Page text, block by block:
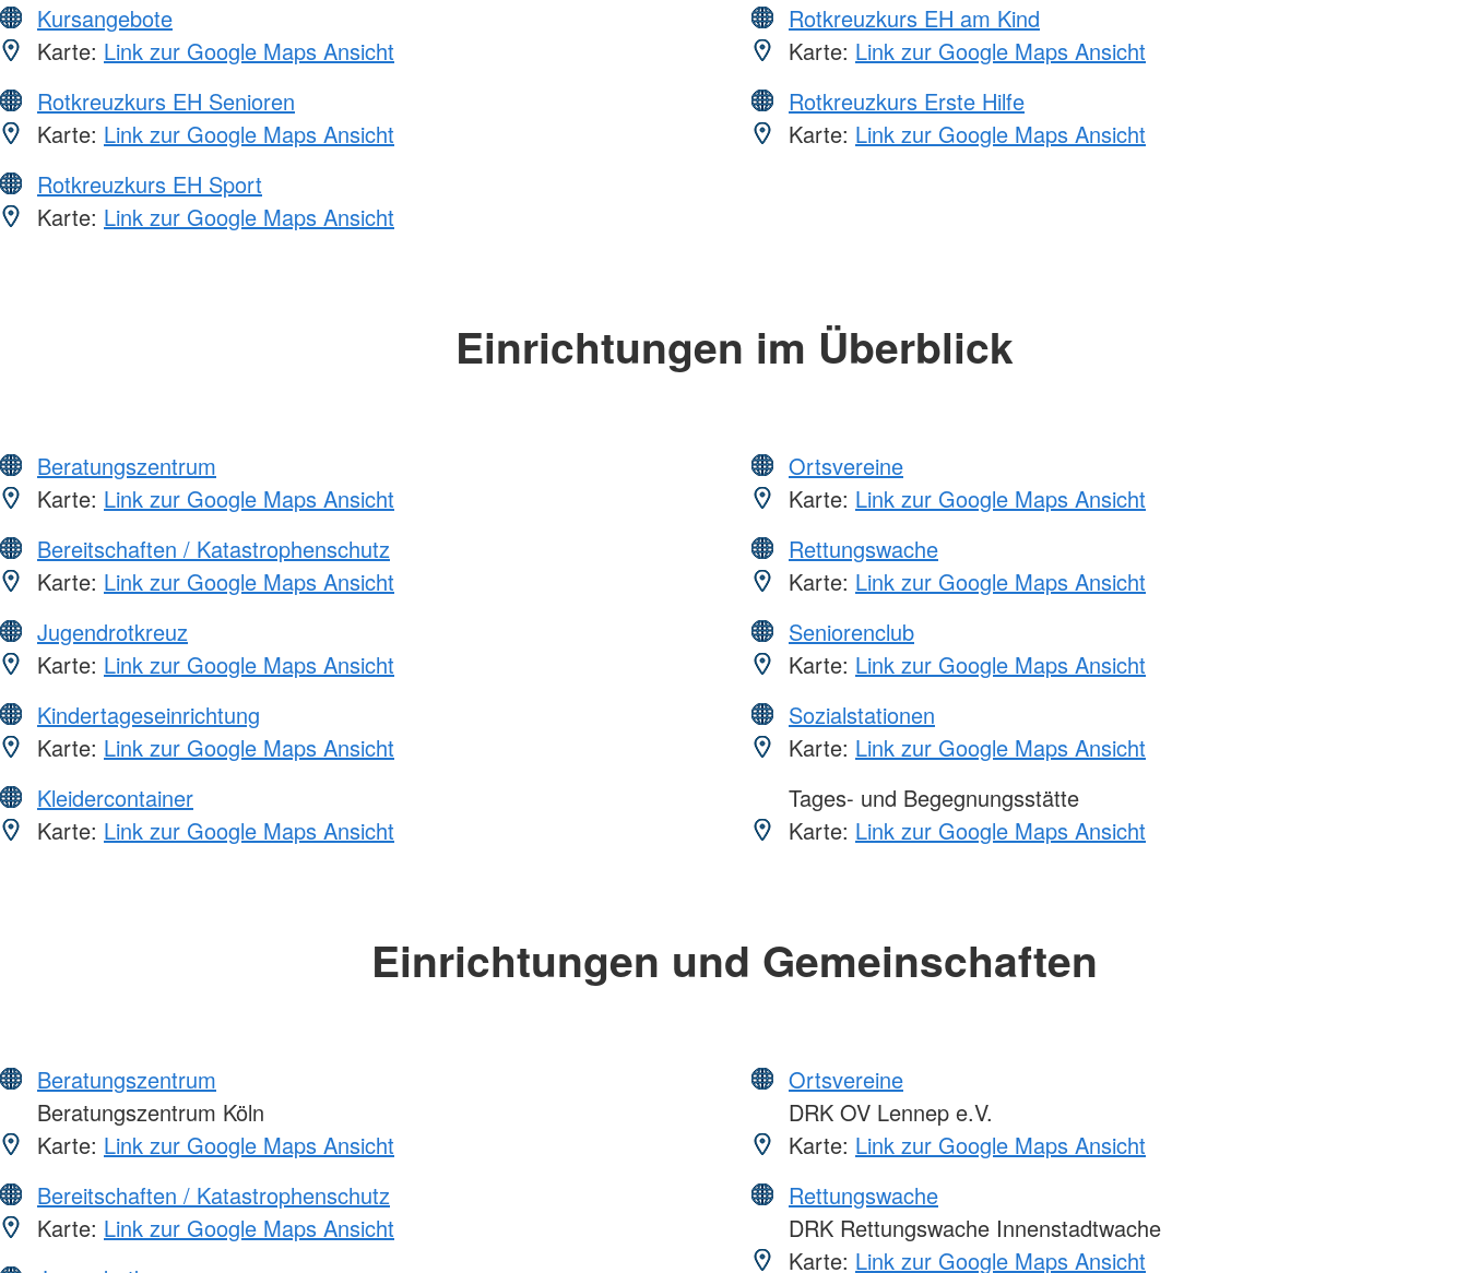
Kursangebote
Karte: Link zur Google Maps Ansicht
Rotkreuzkurs EH Senioren
Karte: Link zur Google Maps Ansicht
Rotkreuzkurs EH Sport
Karte: Link zur Google Maps Ansicht
Rotkreuzkurs EH am Kind
Karte: Link zur Google Maps Ansicht
Rotkreuzkurs Erste Hilfe
Karte: Link zur Google Maps Ansicht
Einrichtungen im Überblick
Beratungszentrum
Karte: Link zur Google Maps Ansicht
Bereitschaften / Katastrophenschutz
Karte: Link zur Google Maps Ansicht
Jugendrotkreuz
Karte: Link zur Google Maps Ansicht
Kindertageseinrichtung
Karte: Link zur Google Maps Ansicht
Kleidercontainer
Karte: Link zur Google Maps Ansicht
Ortsvereine
Karte: Link zur Google Maps Ansicht
Rettungswache
Karte: Link zur Google Maps Ansicht
Seniorenclub
Karte: Link zur Google Maps Ansicht
Sozialstationen
Karte: Link zur Google Maps Ansicht
Tages- und Begegnungsstätte
Karte: Link zur Google Maps Ansicht
Einrichtungen und Gemeinschaften
Beratungszentrum
Beratungszentrum Köln
Karte: Link zur Google Maps Ansicht
Bereitschaften / Katastrophenschutz
Karte: Link zur Google Maps Ansicht
Ortsvereine
DRK OV Lennep e.V.
Karte: Link zur Google Maps Ansicht
Rettungswache
DRK Rettungswache Innenstadtwache
Karte: Link zur Google Maps Ansicht